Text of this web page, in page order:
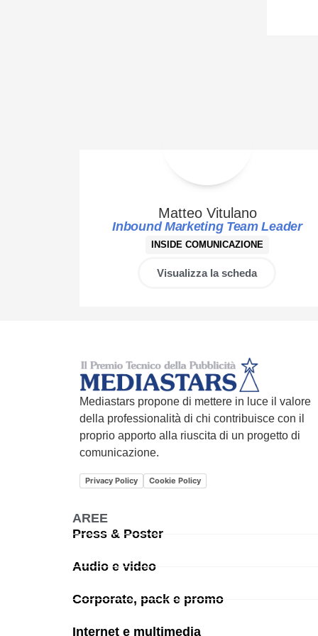
Matteo Vitulano
Inbound Marketing Team Leader
INSIDE COMUNICAZIONE
Visualizza la scheda
Mediastars propone di mettere in luce il valore
della professionalità di chi contribuisce con il
proprio apporto alla riuscita di un progetto di
comunicazione.
Privacy Policy Cookie Policy
AREE
Press & Poster
Audio e video
Corporate, pack e promo
Internet e multimedia